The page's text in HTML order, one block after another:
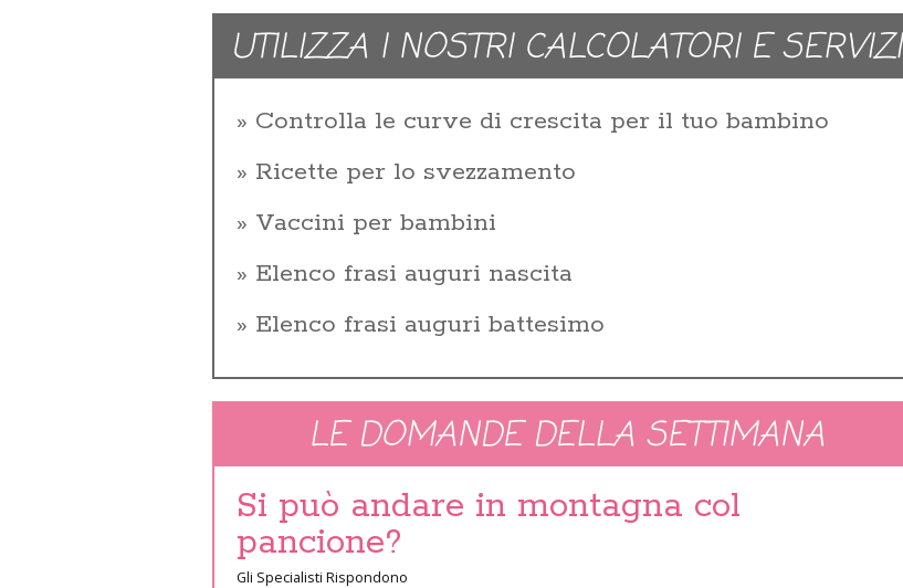
UTILIZZA I NOSTRI CALCOLATORI E SERVIZI
Controlla le curve di crescita per il tuo bambino
Ricette per lo svezzamento
Vaccini per bambini
Elenco frasi auguri nascita
Elenco frasi auguri battesimo
LE DOMANDE DELLA SETTIMANA
Si può andare in montagna col
pancione?
Gli Specialisti Rispondono